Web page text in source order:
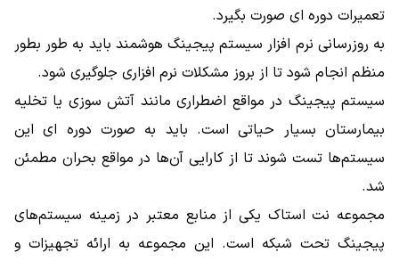
تعمیرات دوره ای صورت بگیرد.
به ‌روزرسانی نرم‌ افزار سیستم‌ پیجینگ هوشمند باید به طور بطور
منظم انجام شود تا از بروز مشکلات نرم ‌افزاری جلوگیری شود.
سیستم پیجینگ در مواقع اضطراری مانند آتش‌ سوزی یا تخلیه
بیمارستان بسیار حیاتی است. باید به صورت دوره ‌ای این
سیستم‌ها تست شوند تا از کارایی آن‌ها در مواقع بحران مطمئن
شد.
مجموعه نت استاک یکی از منابع معتبر در زمینه سیستم‌های
پیجینگ تحت شبکه است. این مجموعه به ارائه تجهیزات و